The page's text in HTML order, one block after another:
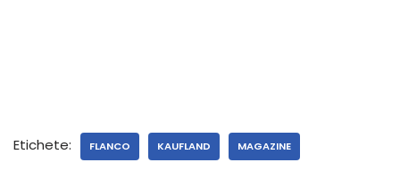
Etichete: FLANCO KAUFLAND MAGAZINE